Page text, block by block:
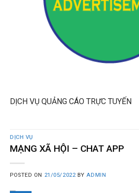
DỊCH VỤ QUẢNG CÁO TRỰC TUYẾN
DỊCH VỤ
MẠNG XÃ HỘI – CHAT APP
POSTED ON 21/05/2022BYADMIN